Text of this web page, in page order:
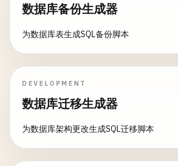
数据库备份生成器
为数据库表生成SQL备份脚本
DEVELOPMENT
数据库迁移生成器
为数据库架构更改生成SQL迁移脚本